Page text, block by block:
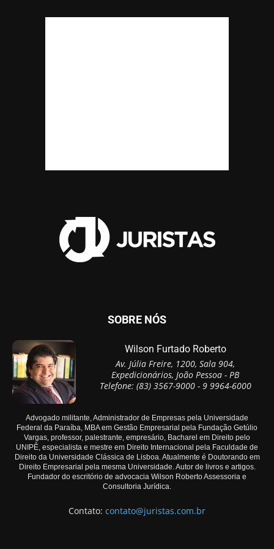
SOBRE NÓS
Wilson Furtado Roberto
Av. Júlia Freire, 1200, Sala 904,
Expedicionários, João Pessoa - PB
Telefone: (83) 3567-9000 - 9 9964-6000
Advogado militante, Administrador de Empresas pela Universidade
Federal da Paraíba, MBA em Gestão Empresarial pela Fundação Getúlio
Vargas, professor, palestrante, empresário, Bacharel em Direito pelo
UNIPÊ, especialista e mestre em Direito Internacional pela Faculdade de
Direito da Universidade Clássica de Lisboa. Atualmente é Doutorando em
Direito Empresarial pela mesma Universidade. Autor de livros e artigos.
Fundador do escritório de advocacia Wilson Roberto Assessoria e
Consultoria Jurídica.
Contato: contato@juristas.com.br